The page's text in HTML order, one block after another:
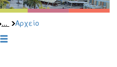
... Αρχείο